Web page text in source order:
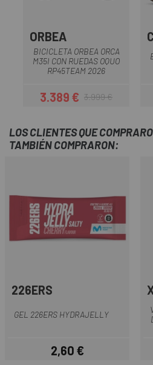
ORBEA
BICICLETA ORBEA ORCA
M35I CON RUEDAS OQUO
RP45TEAM 2026
Precio
3.389 €Precio regular
3.999 €
LOS CLIENTES QUE
TAMBIÉN COMPRARON:
226ERS
GEL 226ERS HYDRAJELLY
Precio
2,60 €